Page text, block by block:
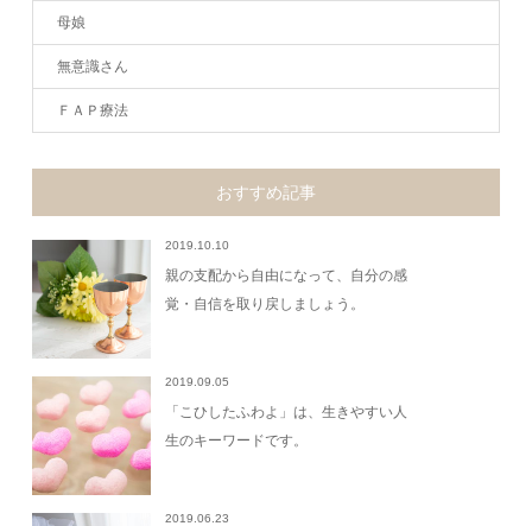
母娘
無意識さん
ＦＡＰ療法
おすすめ記事
2019.10.10
親の支配から自由になって、自分の感
覚・自信を取り戻しましょう。
2019.09.05
「こひしたふわよ」は、生きやすい人
生のキーワードです。
2019.06.23